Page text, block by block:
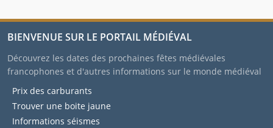
BIENVENUE SUR LE PORTAIL MÉDIÉVAL
Découvrez les dates des prochaines fêtes médiévales
francophones et d'autres informations sur le monde médiéval
Prix des carburants
Trouver une boite jaune
Informations séismes